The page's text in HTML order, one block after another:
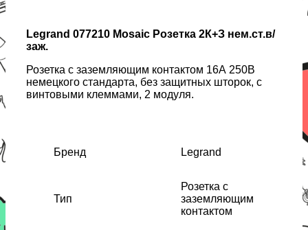
Legrand 077210 Mosaic Розетка 2К+З нем.ст.в/
заж.
Розетка с заземляющим контактом 16А 250В
немецкого стандарта, без защитных шторок, с
винтовыми клеммами, 2 модуля.
Бренд Legrand
Тип
Розетка с
заземляющим
контактом